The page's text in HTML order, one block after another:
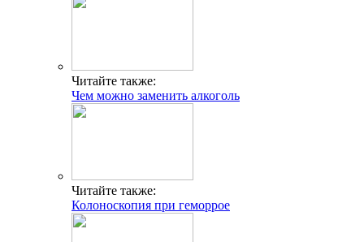
Читайте также:
Чем можно заменить алкоголь
Читайте также:
Колоноскопия при геморрое